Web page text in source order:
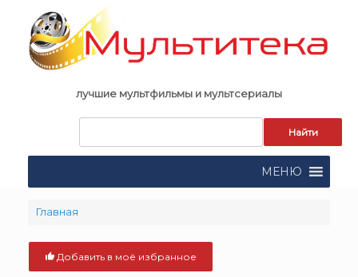
content
лучшие мультфильмы и мультсериалы
поиска:
МЕНЮ
Главная
Добавить в моё избранное